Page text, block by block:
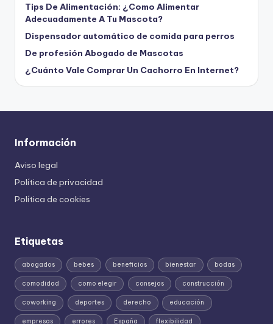
Tips De Alimentación: ¿Como Alimentar
Adecuadamente A Tu Mascota?
Dispensador automático de comida para perros
De profesión Abogado de Mascotas
¿Cuánto Vale Comprar Un Cachorro En Internet?
Información
Aviso legal
Política de privacidad
Política de cookies
Etiquetas
abogados bebes beneficios bienestar bodas
comodidad como elegir consejos construcción
coworking deportes derecho educación
empresas errores España flexibilidad